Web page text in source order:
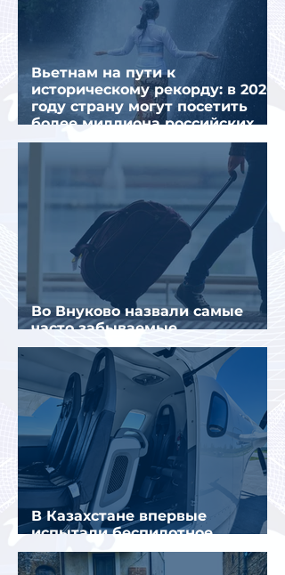
Вьетнам на пути к
историческому рекорду: в 2026
году страну могут посетить
более миллиона российских
туристов
Во Внуково назвали самые
часто забываемые
пассажирами вещи
В Казахстане впервые
испытали беспилотное
аэротакси с пассажирами